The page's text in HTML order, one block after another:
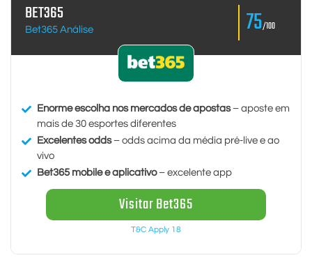
BET365
Bet365 Análise 75/100
Enorme escolha nos mercados de apostas– aposte em
mais de 30 esportes diferentes
Excelentes odds– odds acima da média pré-live e ao
vivo
Bet365 mobile e aplicativo– excelente app
Visitar Bet365
T&C Apply 18